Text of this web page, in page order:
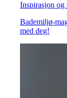
Inspirasjon og
Bademiljø-
med deg!